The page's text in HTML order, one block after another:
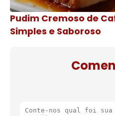
Pudim Cremoso de
Simples e Saboroso